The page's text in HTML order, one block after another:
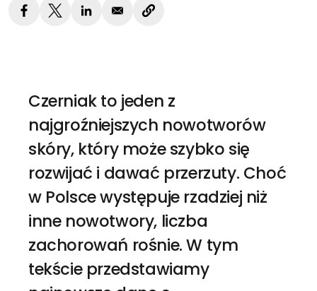
Wyszukiwarka
Czerniak to jeden z
najgroźniejszych nowotworów
skóry, który może szybko się
rozwijać i dawać przerzuty. Choć
w Polsce występuje rzadziej niż
inne nowotwory, liczba
zachorowań rośnie. W tym
tekście przedstawiamy